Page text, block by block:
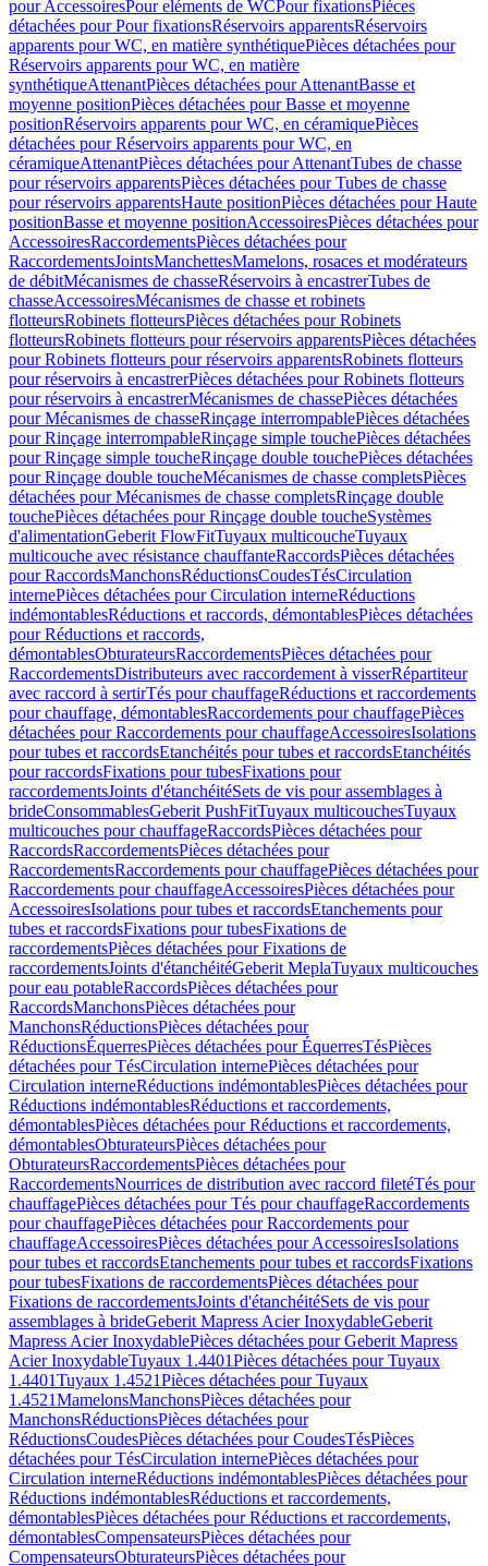
pour AccessoiresPour eléments de WCPour fixationsPièces
détachées pour Pour fixationsRéservoirs apparentsRéservoirs
apparents pour WC, en matière synthétiquePièces détachées pour
Réservoirs apparents pour WC, en matière
synthétiqueAttenantPièces détachées pour AttenantBasse et
moyenne positionPièces détachées pour Basse et moyenne
positionRéservoirs apparents pour WC, en céramiquePièces
détachées pour Réservoirs apparents pour WC, en
céramiqueAttenantPièces détachées pour AttenantTubes de chasse
pour réservoirs apparentsPièces détachées pour Tubes de chasse
pour réservoirs apparentsHaute positionPièces détachées pour Haute
positionBasse et moyenne positionAccessoiresPièces détachées pour
AccessoiresRaccordementsPièces détachées pour
RaccordementsJointsManchettesMamelons, rosaces et modérateurs
de débitMécanismes de chasseRéservoirs à encastrerTubes de
chasseAccessoiresMécanismes de chasse et robinets
flotteursRobinets flotteursPièces détachées pour Robinets
flotteursRobinets flotteurs pour réservoirs apparentsPièces détachées
pour Robinets flotteurs pour réservoirs apparentsRobinets flotteurs
pour réservoirs à encastrerPièces détachées pour Robinets flotteurs
pour réservoirs à encastrerMécanismes de chassePièces détachées
pour Mécanismes de chasseRinçage interrompablePièces détachées
pour Rinçage interrompableRinçage simple touchePièces détachées
pour Rinçage simple toucheRinçage double touchePièces détachées
pour Rinçage double toucheMécanismes de chasse completsPièces
détachées pour Mécanismes de chasse completsRinçage double
touchePièces détachées pour Rinçage double toucheSystèmes
d'alimentationGeberit FlowFitTuyaux multicoucheTuyaux
multicouche avec résistance chauffanteRaccordsPièces détachées
pour RaccordsManchonsRéductionsCoudesTésCirculation
internePièces détachées pour Circulation interneRéductions
indémontablesRéductions et raccords, démontablesPièces détachées
pour Réductions et raccords,
démontablesObturateursRaccordementsPièces détachées pour
RaccordementsDistributeurs avec raccordement à visserRépartiteur
avec raccord à sertirTés pour chauffageRéductions et raccordements
pour chauffage, démontablesRaccordements pour chauffagePièces
détachées pour Raccordements pour chauffageAccessoiresIsolations
pour tubes et raccordsEtanchéités pour tubes et raccordsEtanchéités
pour raccordsFixations pour tubesFixations pour
raccordementsJoints d'étanchéitéSets de vis pour assemblages à
brideConsommablesGeberit PushFitTuyaux multicouchesTuyaux
multicouches pour chauffageRaccordsPièces détachées pour
RaccordsRaccordementsPièces détachées pour
RaccordementsRaccordements pour chauffagePièces détachées pour
Raccordements pour chauffageAccessoiresPièces détachées pour
AccessoiresIsolations pour tubes et raccordsEtanchements pour
tubes et raccordsFixations pour tubesFixations de
raccordementsPièces détachées pour Fixations de
raccordementsJoints d'étanchéitéGeberit MeplaTuyaux multicouches
pour eau potableRaccordsPièces détachées pour
RaccordsManchonsPièces détachées pour
ManchonsRéductionsPièces détachées pour
RéductionsÉquerresPièces détachées pour ÉquerresTésPièces
détachées pour TésCirculation internePièces détachées pour
Circulation interneRéductions indémontablesPièces détachées pour
Réductions indémontablesRéductions et raccordements,
démontablesPièces détachées pour Réductions et raccordements,
démontablesObturateursPièces détachées pour
ObturateursRaccordementsPièces détachées pour
RaccordementsNourrices de distribution avec raccord filetéTés pour
chauffagePièces détachées pour Tés pour chauffageRaccordements
pour chauffagePièces détachées pour Raccordements pour
chauffageAccessoiresPièces détachées pour AccessoiresIsolations
pour tubes et raccordsEtanchements pour tubes et raccordsFixations
pour tubesFixations de raccordementsPièces détachées pour
Fixations de raccordementsJoints d'étanchéitéSets de vis pour
assemblages à brideGeberit Mapress Acier InoxydableGeberit
Mapress Acier InoxydablePièces détachées pour Geberit Mapress
Acier InoxydableTuyaux 1.4401Pièces détachées pour Tuyaux
1.4401Tuyaux 1.4521Pièces détachées pour Tuyaux
1.4521MamelonsManchonsPièces détachées pour
ManchonsRéductionsPièces détachées pour
RéductionsCoudesPièces détachées pour CoudesTésPièces
détachées pour TésCirculation internePièces détachées pour
Circulation interneRéductions indémontablesPièces détachées pour
Réductions indémontablesRéductions et raccordements,
démontablesPièces détachées pour Réductions et raccordements,
démontablesCompensateursPièces détachées pour
CompensateursObturateursPièces détachées pour